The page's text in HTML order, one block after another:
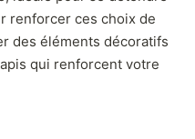
renforcer ces choix de
des éléments décoratifs
qui renforcent votre